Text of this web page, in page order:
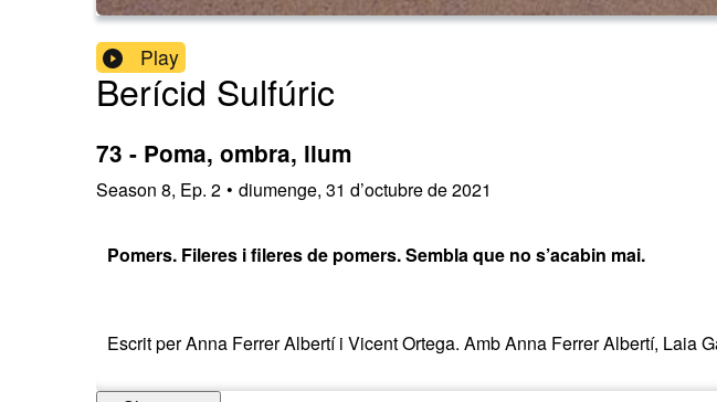
Play
Berícid Sulfúric
73 - Poma, ombra, llum
Season 8, Ep. 2 • diumenge, 31 d’octubre de 2021
Pomers. Fileres i fileres de pomers. Sembla que no s’acabin mai.
Escrit per Anna Ferrer Albertí i Vicent Ortega. Amb Anna Ferrer Albertí, Laia